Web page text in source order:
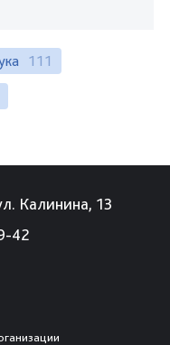
111
Калинина, 13
42